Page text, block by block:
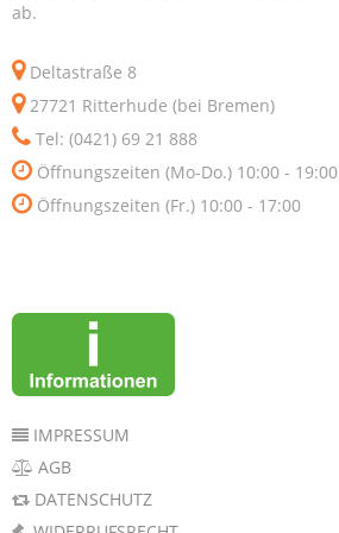
ab.
Deltastraße 8
27721 Ritterhude (bei Bremen)
Tel: (0421) 69 21 888
Öffnungszeiten (Mo-Do.) 10:00 - 19:00
Öffnungszeiten (Fr.) 10:00 - 17:00
IMPRESSUM
AGB
DATENSCHUTZ